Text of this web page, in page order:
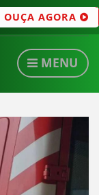
OUÇA AGORA
MENU